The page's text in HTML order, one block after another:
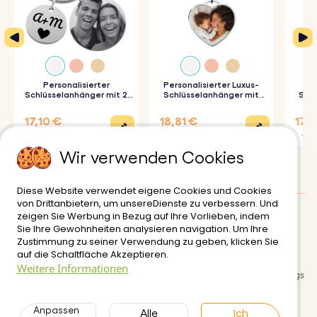
perfekt auf den Schlüsselanhänger graviert, so dass jede
Nuance eingefangen wird und er ein einzigartiges Stück
wird.
♥ Hochwertige Qualität: Der aus hochwertigen
Materialien gefertigte Schlüsselanhänger ist sowohl
langlebig als auch stilvoll und eignet sich perfekt für den
♥ Witziges und originelles Geschenk:Dieser
oder andere besondere Anlässe und verleiht dem
Geschenk eine persönliche Note.
So funktioniert's:
geliebten Menschen oder einem schönen Moment aus
Personalisierter
Schlüsselanhänger mit 2
17,10 €
Personalisierter Luxus-
Schlüsselanhänger mit
18,81 €
Lieferung
Nutzungsbedinungen
Sichere zahlungsabwicklung
Rückgabe- und Rückerstattungs
Datenschutzerklärung
Kundenbewertungen: 0/5
Wir verwenden Cookies
Diese Website verwendet eigene Cookies und Cookies
von Drittanbietern, um unsereDienste zu verbessern. Und
zeigen Sie Werbung in Bezug auf Ihre Vorlieben, indem
Sie Ihre Gewohnheiten analysieren navigation. Um Ihre
Zustimmung zu seiner Verwendung zu geben, klicken Sie
auf die Schaltfläche Akzeptieren.
Weitere Informationen
Anpassen Alle Ich